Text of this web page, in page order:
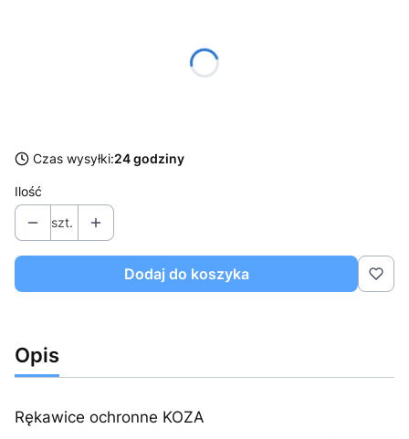
Czas wysyłki:24 godziny
Ilość
szt.
Dodaj do koszyka
Opis
Rękawice ochronne KOZA